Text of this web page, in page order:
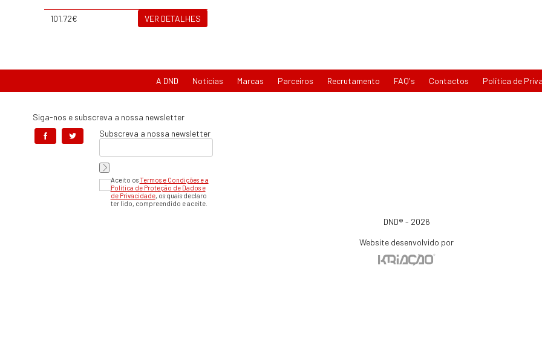
101.72€ VER DETALHES
A DND Notícias Marcas Parceiros Recrutamento FAQ's Contactos Política de
Siga-nos e subscreva a nossa newsletter
Subscreva a nossa newsletter
Aceito osTermos e Condições e a
Política de Proteção de Dados e
de Privacidade, os quais declaro
ter lido, compreendido e aceite.
DND® - 2026
Website desenvolvido por